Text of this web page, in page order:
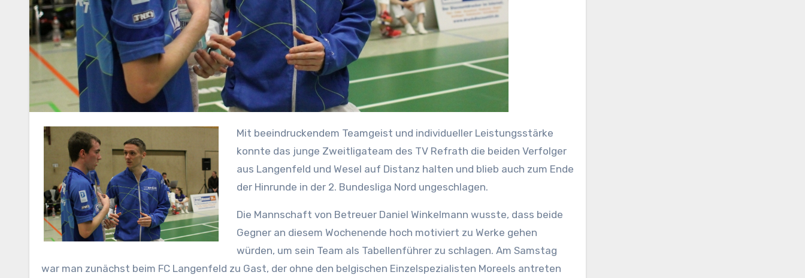
Mit beeindruckendem Teamgeist und individueller Leistungsstärke
konnte das junge Zweitligateam des TV Refrath die beiden Verfolger
aus Langenfeld und Wesel auf Distanz halten und blieb auch zum Ende
der Hinrunde in der 2. Bundesliga Nord ungeschlagen.
Die Mannschaft von Betreuer Daniel Winkelmann wusste, dass beide
Gegner an diesem Wochenende hoch motiviert zu Werke gehen
würden, um sein Team als Tabellenführer zu schlagen. Am Samstag
war man zunächst beim FC Langenfeld zu Gast, der ohne den belgischen Einzelspezialisten Moreels antreten